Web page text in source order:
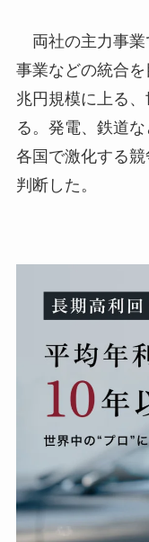
両社の主力事業
事業などの統合
兆円規模に上る
る。発電、鉄道
各国で激化する
判断した。